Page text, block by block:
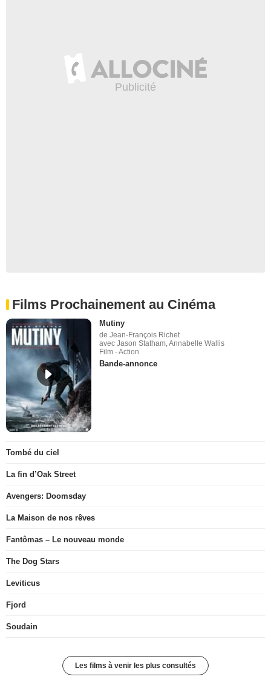
Films Prochainement au Cinéma
Mutiny
de Jean-François Richet
avec Jason Statham, Annabelle Wallis
Film - Action
Bande-annonce
Tombé du ciel
La fin d’Oak Street
Avengers: Doomsday
La Maison de nos rêves
Fantômas – Le nouveau monde
The Dog Stars
Leviticus
Fjord
Soudain
Les films à venir les plus consultés